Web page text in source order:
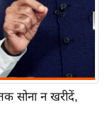
सोना न खरीदें,